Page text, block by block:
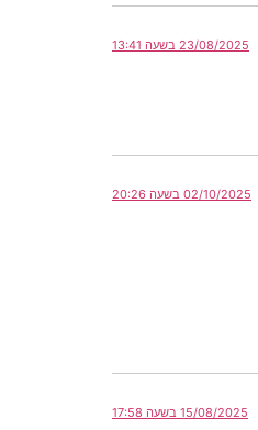
23/08/2025 בשעה 13:41
02/10/2025 בשעה 20:26
15/08/2025 בשעה 17:58